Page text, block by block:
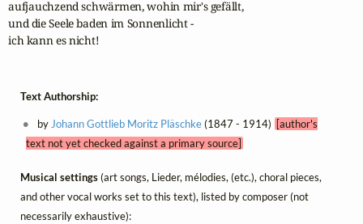
aufjauchzend schwärmen, wohin mir's gefällt,
und die Seele baden im Sonnenlicht -
ich kann es nicht!
Text Authorship:
by Johann Gottlieb Moritz Pläschke(1847 - 1914) [author's
text not yet checked against a primary source]
Musical settings(art songs, Lieder, mélodies, (etc.), choral pieces,
and other vocal works set to this text), listed by composer (not
necessarily exhaustive):